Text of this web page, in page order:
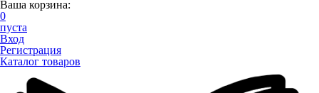
Ваша корзина:
0
пуста
Вход
Регистрация
Каталог товаров